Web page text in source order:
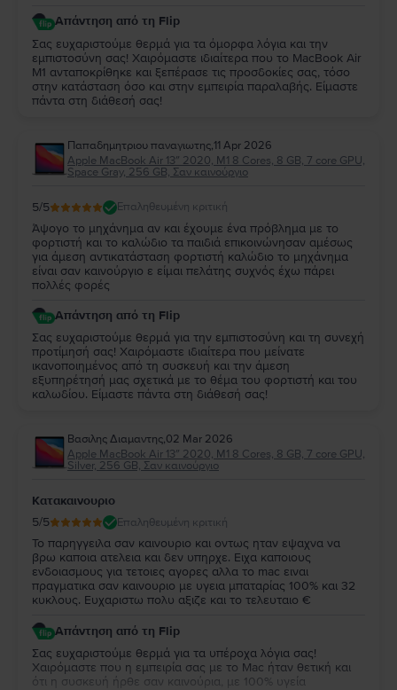
Απάντηση από τη Flip
Σας ευχαριστούμε θερμά για τα όμορφα λόγια και την
εμπιστοσύνη σας! Χαιρόμαστε ιδιαίτερα που το MacBook Air
M1 ανταποκρίθηκε και ξεπέρασε τις προσδοκίες σας, τόσο
στην κατάσταση όσο και στην εμπειρία παραλαβής. Είμαστε
πάντα στη διάθεσή σας!
Παπαδημητριου παναγιωτης,11 Apr 2026
Apple MacBook Air 13″ 2020, M1 8 Cores, 8 GB, 7 core GPU,
Space Gray, 256 GB, Σαν καινούργιο
5/5 Επαληθευμένη κριτική
Άψογο το μηχάνημα αν και έχουμε ένα πρόβλημα με το
φορτιστή και το καλώδιο τα παιδιά επικοινώνησαν αμέσως
για άμεση αντικατάσταση φορτιστή καλώδιο το μηχάνημα
είναι σαν καινούργιο ε είμαι πελάτης συχνός έχω πάρει
πολλές φορές
Απάντηση από τη Flip
Σας ευχαριστούμε θερμά για την εμπιστοσύνη και τη συνεχή
προτίμησή σας! Χαιρόμαστε ιδιαίτερα που μείνατε
ικανοποιημένος από τη συσκευή και την άμεση
εξυπηρέτησή μας σχετικά με το θέμα του φορτιστή και του
καλωδίου. Είμαστε πάντα στη διάθεσή σας!
Βασιλης Διαμαντης,02 Mar 2026
Apple MacBook Air 13″ 2020, M1 8 Cores, 8 GB, 7 core GPU,
Silver, 256 GB, Σαν καινούργιο
Κατακαινουριο
5/5 Επαληθευμένη κριτική
Το παρηγγειλα σαν καινουριο και οντως ηταν εψαχνα να
βρω καποια ατελεια και δεν υπηρχε. Ειχα καποιους
ενδοιασμους για τετοιες αγορες αλλα το mac ειναι
πραγματικα σαν καινουριο με υγεια μπαταρίας 100% και 32
κυκλους. Ευχαριστω πολυ αξιζε και το τελευταιο €
Απάντηση από τη Flip
Σας ευχαριστούμε θερμά για τα υπέροχα λόγια σας!
Χαιρόμαστε που η εμπειρία σας με το Mac ήταν θετική και
ότι η συσκευή ήρθε σαν καινούρια, με 100% υγεία